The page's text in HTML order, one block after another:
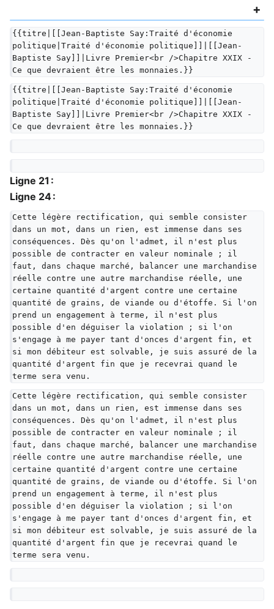
{{titre|[[Jean-Baptiste Say:Traité d'économie
politique|Traité d'économie politique]]|[[Jean-
Baptiste Say]]|Livre Premier<br />Chapitre XXIX -
Ce que devraient être les monnaies.}}
{{titre|[[Jean-Baptiste Say:Traité d'économie
politique|Traité d'économie politique]]|[[Jean-
Baptiste Say]]|Livre Premier<br />Chapitre XXIX -
Ce que devraient être les monnaies.}}
Ligne 21 :
Ligne 24 :
Cette légère rectification, qui semble consister
dans un mot, dans un rien, est immense dans ses
conséquences. Dès qu'on l'admet, il n'est plus
possible de contracter en valeur nominale ; il
faut, dans chaque marché, balancer une marchandise
réelle contre une autre marchandise réelle, une
certaine quantité d'argent contre une certaine
quantité de grains, de viande ou d'étoffe. Si l'on
prend un engagement à terme, il n'est plus
possible d'en déguiser la violation ; si l'on
s'engage à me payer tant d'onces d'argent fin, et
si mon débiteur est solvable, je suis assuré de la
quantité d'argent fin que je recevrai quand le
terme sera venu.
Cette légère rectification, qui semble consister
dans un mot, dans un rien, est immense dans ses
conséquences. Dès qu'on l'admet, il n'est plus
possible de contracter en valeur nominale ; il
faut, dans chaque marché, balancer une marchandise
réelle contre une autre marchandise réelle, une
certaine quantité d'argent contre une certaine
quantité de grains, de viande ou d'étoffe. Si l'on
prend un engagement à terme, il n'est plus
possible d'en déguiser la violation ; si l'on
s'engage à me payer tant d'onces d'argent fin, et
si mon débiteur est solvable, je suis assuré de la
quantité d'argent fin que je recevrai quand le
terme sera venu.